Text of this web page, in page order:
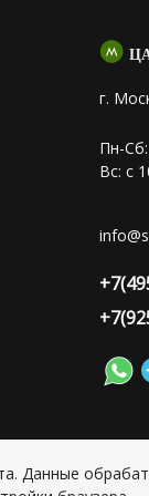
г.
Пн-
Вс: с
Данные